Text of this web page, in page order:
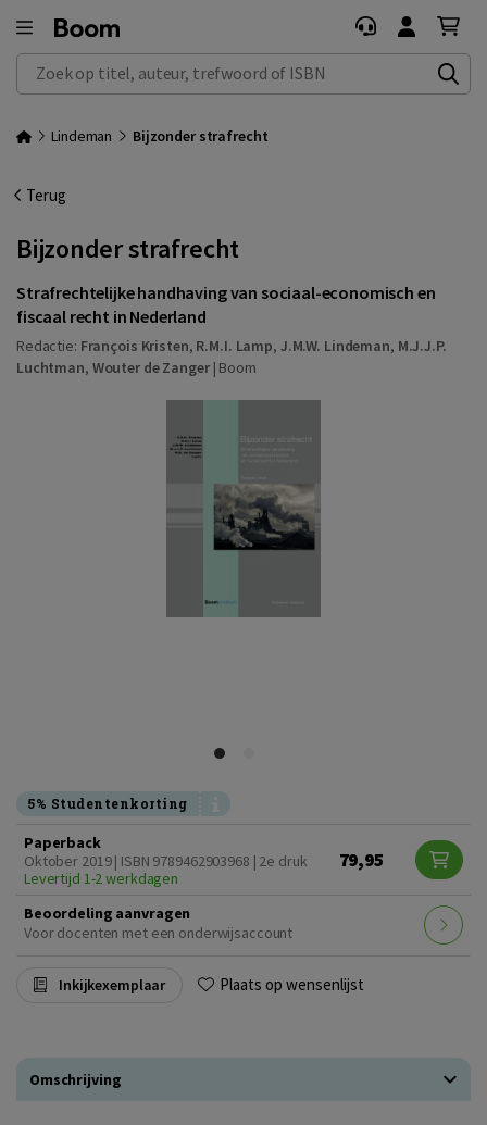
Zoek op titel, auteur, trefwoord of ISBN
Lindeman Bijzonder strafrecht
Terug
Bijzonder strafrecht
Strafrechtelijke handhaving van sociaal-economisch en
fiscaal recht in Nederland
Redactie: François Kristen, R.M.I. Lamp, J.M.W. Lindeman, M.J.J.P.
Luchtman, Wouter de Zanger| Boom
5% Studentenkorting
Paperback
Oktober 2019 | ISBN 9789462903968 | 2e druk
Levertijd 1-2 werkdagen
79,95
Beoordeling aanvragen
Voor docenten met een onderwijsaccount
Inkijkexemplaar Plaats op wensenlijst
Omschrijving